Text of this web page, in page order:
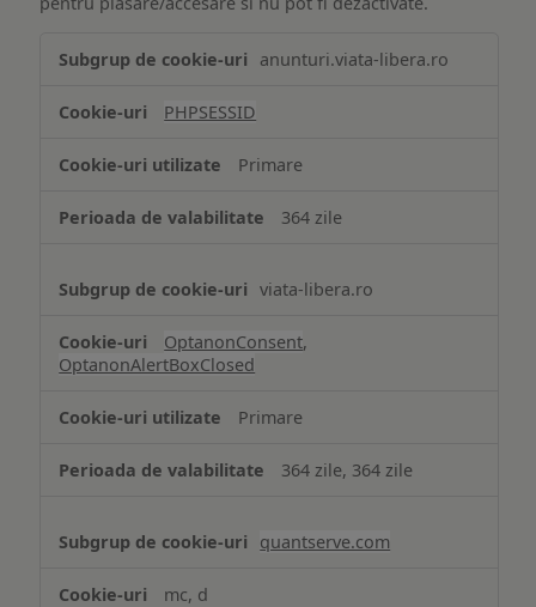
de
Cookie
necesare
anunturi.viata-libera.ro
PHPSESSID
Primare
364 zile
viata-libera.ro
OptanonConsent,
OptanonAlertBoxClosed
Primare
364 zile, 364 zile
quantserve.com
mc, d